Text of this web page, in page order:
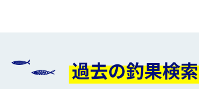
過去の釣果検索